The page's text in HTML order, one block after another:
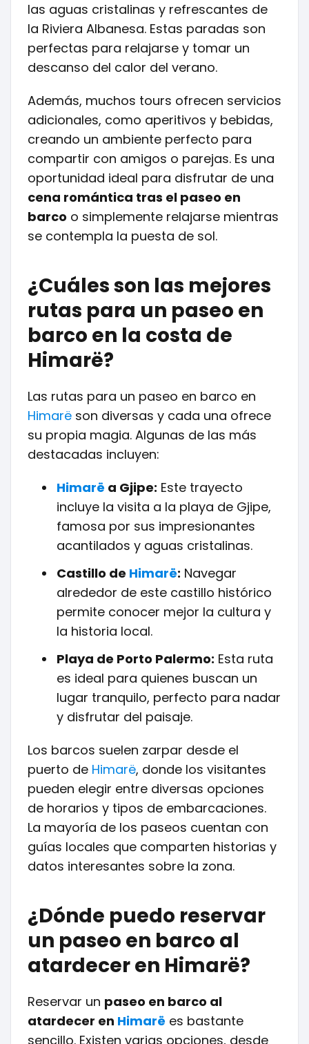
las aguas cristalinas y refrescantes de
la Riviera Albanesa. Estas paradas son
perfectas para relajarse y tomar un
descanso del calor del verano.
Además, muchos tours ofrecen servicios
adicionales, como aperitivos y bebidas,
creando un ambiente perfecto para
compartir con amigos o parejas. Es una
oportunidad ideal para disfrutar de una
cena romántica tras el paseo en
barco o simplemente relajarse mientras
se contempla la puesta de sol.
¿Cuáles son las mejores
rutas para un paseo en
barco en la costa de
Himarë?
Las rutas para un paseo en barco en
Himarë son diversas y cada una ofrece
su propia magia. Algunas de las más
destacadas incluyen:
Himarë a Gjipe: Este trayecto
incluye la visita a la playa de Gjipe,
famosa por sus impresionantes
acantilados y aguas cristalinas.
Castillo de Himarë: Navegar
alrededor de este castillo histórico
permite conocer mejor la cultura y
la historia local.
Playa de Porto Palermo: Esta ruta
es ideal para quienes buscan un
lugar tranquilo, perfecto para nadar
y disfrutar del paisaje.
Los barcos suelen zarpar desde el
puerto de Himarë, donde los visitantes
pueden elegir entre diversas opciones
de horarios y tipos de embarcaciones.
La mayoría de los paseos cuentan con
guías locales que comparten historias y
datos interesantes sobre la zona.
¿Dónde puedo reservar
un paseo en barco al
atardecer en Himarë?
Reservar un paseo en barco al
atardecer en Himarë es bastante
sencillo. Existen varias opciones, desde